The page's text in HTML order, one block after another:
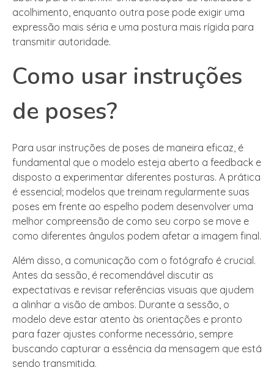
acolhimento, enquanto outra pose pode exigir uma
expressão mais séria e uma postura mais rígida para
transmitir autoridade.
Como usar instruções
de poses?
Para usar instruções de poses de maneira eficaz, é
fundamental que o modelo esteja aberto a feedback e
disposto a experimentar diferentes posturas. A prática
é essencial; modelos que treinam regularmente suas
poses em frente ao espelho podem desenvolver uma
melhor compreensão de como seu corpo se move e
como diferentes ângulos podem afetar a imagem final.
Além disso, a comunicação com o fotógrafo é crucial.
Antes da sessão, é recomendável discutir as
expectativas e revisar referências visuais que ajudem
a alinhar a visão de ambos. Durante a sessão, o
modelo deve estar atento às orientações e pronto
para fazer ajustes conforme necessário, sempre
buscando capturar a essência da mensagem que está
sendo transmitida.